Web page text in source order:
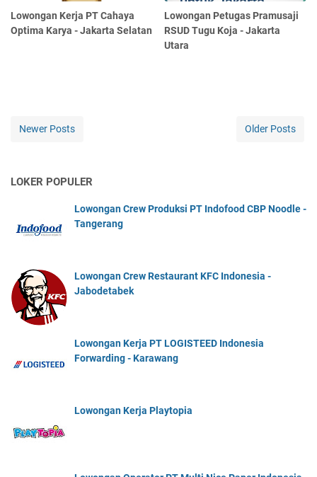
Lowongan Kerja PT Cahaya
Optima Karya - Jakarta Selatan
Lowongan Petugas Pramusaji
RSUD Tugu Koja - Jakarta
Utara
Newer Posts Older Posts
LOKER POPULER
Lowongan Crew Produksi PT Indofood CBP Noodle -
Tangerang
Lowongan Crew Restaurant KFC Indonesia -
Jabodetabek
Lowongan Kerja PT LOGISTEED Indonesia
Forwarding - Karawang
Lowongan Kerja Playtopia